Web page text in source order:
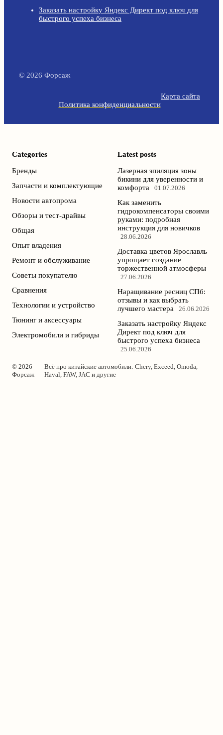
Заказать настройку Яндекс Директ под ключ для
быстрого успеха бизнеса
© 2026 Форсаж
Карта сайта
Политика конфиденциальности
Categories
Бренды
Запчасти и комплектующие
Новости автопрома
Обзоры и тест-драйвы
Общая
Опыт владения
Ремонт и обслуживание
Советы покупателю
Сравнения
Технологии и устройство
Тюнинг и аксессуары
Электромобили и гибриды
Latest posts
Лазерная эпиляция зоны
бикини для уверенности и
комфорта
01.07.2026
Как заменить
гидрокомпенсаторы своими
руками: подробная
инструкция для новичков
28.06.2026
Доставка цветов Ярославль
упрощает создание
торжественной атмосферы
27.06.2026
Наращивание ресниц СПб:
отзывы и как выбрать
лучшего мастера
26.06.2026
Заказать настройку Яндекс
Директ под ключ для
быстрого успеха бизнеса
25.06.2026
© 2026
Форсаж
Всё про китайские автомобили: Chery, Exceed, Omoda,
Haval, FAW, JAC и другие